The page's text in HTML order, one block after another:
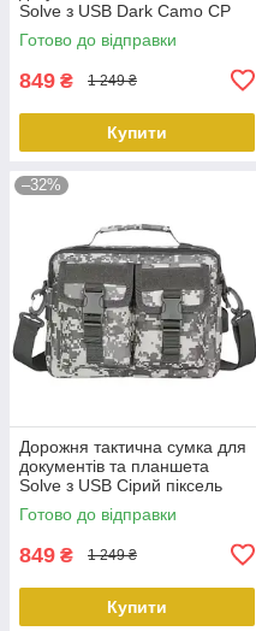
Solve з USB Dark Camo CP
KT6007030 peremogaua
Готово до відправки
849 ₴ 1 249 ₴
Купити
–32%
Дорожня тактична сумка для
документів та планшета
Solve з USB Сірий піксель
KT6007007 peremogaua
Готово до відправки
849 ₴ 1 249 ₴
Купити